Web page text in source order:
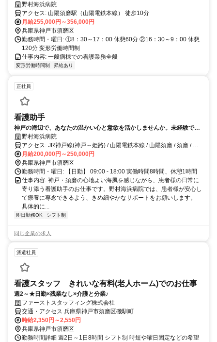
るので子育て中の方も安心して就業していただけます♪
野村海浜病院
アクセス: 山陽須磨駅（山陽電鉄本線） 徒歩10分
月給255,000円～356,000円
兵庫県神戸市須磨区
勤務時間・曜日: ①8：30～17：00 休憩60分 ②16：30～9：00 休憩
120分 変形労働時間制
仕事内容: 一般病棟での看護業務全般
変形労働時間制 昇給あり
正社員
看護助手
神戸の海辺で、あなたの温かい心と意欲を活かしませんか。未経験でも
先輩が丁寧にサポートするので安心してください。
野村海浜病院
アクセス: JR神戸線(神戸～姫路) / 山陽電鉄本線 / 山陽須磨 / 須磨 / 須
磨海浜公園駅
月給200,000円～250,000円
兵庫県神戸市須磨区
勤務時間・曜日: 【日勤】 09:00 - 18:00 実働時間8時間、休憩1時間
仕事内容: 神戸・須磨の心地よい海風を感じながら、患者様の日常に
寄り添う看護助手のお仕事です。野村海浜病院では、患者様が安心し
て療養に専念できるよう、きめ細やかなサポートをお願いします。
具体的に...
即日勤務OK シフト制
同じ企業の求人
派遣社員
看護スタッフ きれいな有料(老人ホーム)でのお仕事
週2～★日勤×残業なし×介護と分業♪
ファーストスタッフィング株式会社
交通・アクセス 兵庫県神戸市須磨区磯馴町
時給2,350円～2,550円
兵庫県神戸市須磨区
勤務時間詳細 週2日～1日8時間 シフト制 時短や曜日固定などの希望